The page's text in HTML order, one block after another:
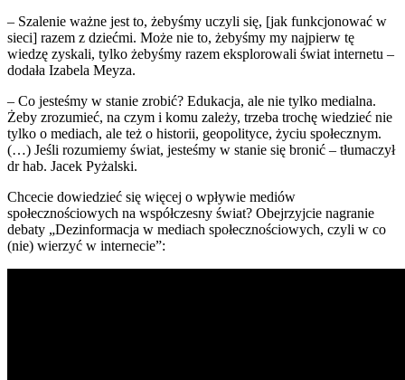
– Szalenie ważne jest to, żebyśmy uczyli się, [jak funkcjonować w
sieci] razem z dziećmi. Może nie to, żebyśmy my najpierw tę
wiedzę zyskali, tylko żebyśmy razem eksplorowali świat internetu –
dodała Izabela Meyza.
– Co jesteśmy w stanie zrobić? Edukacja, ale nie tylko medialna.
Żeby zrozumieć, na czym i komu zależy, trzeba trochę wiedzieć nie
tylko o mediach, ale też o historii, geopolityce, życiu społecznym.
(…) Jeśli rozumiemy świat, jesteśmy w stanie się bronić – tłumaczył
dr hab. Jacek Pyżalski.
Chcecie dowiedzieć się więcej o wpływie mediów
społecznościowych na współczesny świat? Obejrzyjcie nagranie
debaty „Dezinformacja w mediach społecznościowych, czyli w co
(nie) wierzyć w internecie”: